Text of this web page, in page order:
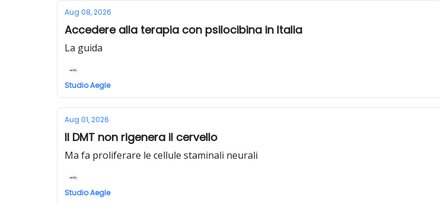
Aug 08, 2026
Accedere alla terapia con psilocibina in Italia
La guida
Studio Aegle
Aug 01, 2026
Il DMT non rigenera il cervello
Ma fa proliferare le cellule staminali neurali
Studio Aegle